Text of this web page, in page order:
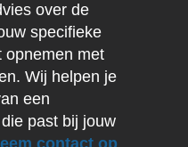
over de
specifieke
opnemen met
Wij helpen je
een
past bij jouw